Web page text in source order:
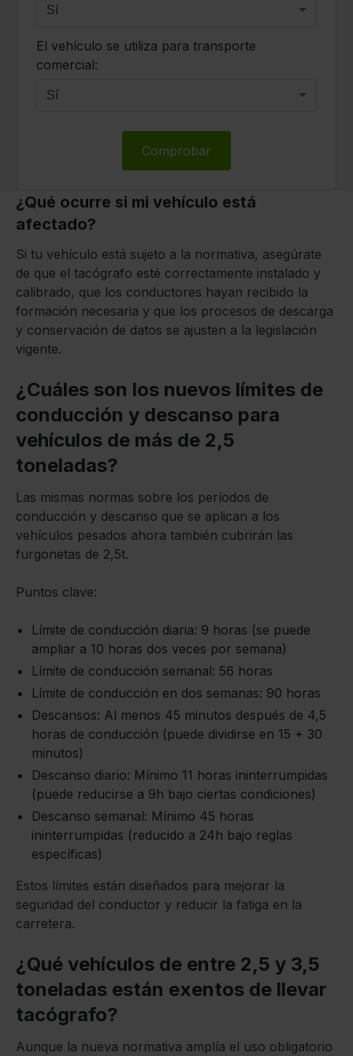
Sí
El vehículo se utiliza para transporte
comercial:
Sí
Comprobar
¿Qué ocurre si mi vehículo está
afectado?
Si tu vehículo está sujeto a la normativa, asegúrate
de que el tacógrafo esté correctamente instalado y
calibrado, que los conductores hayan recibido la
formación necesaria y que los procesos de descarga
y conservación de datos se ajusten a la legislación
vigente.
¿Cuáles son los nuevos límites de
conducción y descanso para
vehículos de más de 2,5
toneladas?
Las mismas normas sobre los períodos de
conducción y descanso que se aplican a los
vehículos pesados ahora también cubrirán las
furgonetas de 2,5t.
Puntos clave:
Límite de conducción diaria: 9 horas (se puede
ampliar a 10 horas dos veces por semana)
Límite de conducción semanal: 56 horas
Límite de conducción en dos semanas: 90 horas
Descansos: Al menos 45 minutos después de 4,5
horas de conducción (puede dividirse en 15 + 30
minutos)
Descanso diario: Mínimo 11 horas ininterrumpidas
(puede reducirse a 9h bajo ciertas condiciones)
Descanso semanal: Mínimo 45 horas
ininterrumpidas (reducido a 24h bajo reglas
específicas)
Estos límites están diseñados para mejorar la
seguridad del conductor y reducir la fatiga en la
carretera.
¿Qué vehículos de entre 2,5 y 3,5
toneladas están exentos de llevar
tacógrafo?
Aunque la nueva normativa amplía el uso obligatorio